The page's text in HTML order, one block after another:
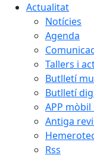
Actualitat
Notícies
Agenda
Tallers i
Butlletí
Butlletí
APP
Antiga
Rss